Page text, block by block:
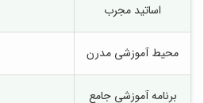
اساتید مجرب
محیط آموزشی مدرن
برنامه آموزشی جامع